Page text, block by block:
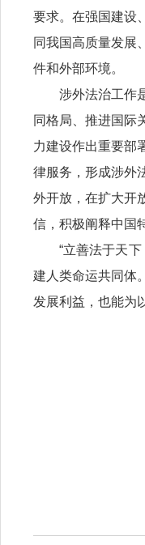
要求。在强国建设
同我国高质量发展
件和外部环境。
涉外法治工作
同格局、推进国际
力建设作出重要部
律服务，形成涉外
外开放，在扩大开
信，积极阐释中国
“立善法于天
建人类命运共同体
发展利益，也能为